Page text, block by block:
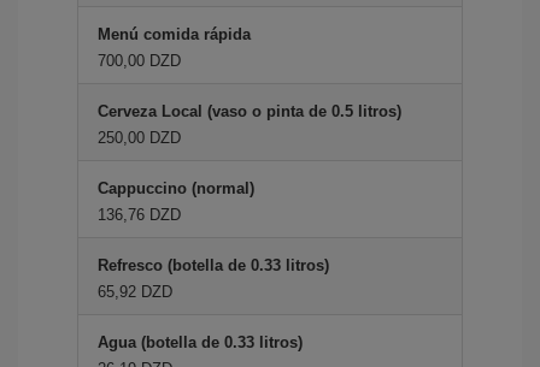
Menú comida rápida
700,00 DZD
Cerveza Local (vaso o pinta de 0.5 litros)
250,00 DZD
Cappuccino (normal)
136,76 DZD
Refresco (botella de 0.33 litros)
65,92 DZD
Agua (botella de 0.33 litros)